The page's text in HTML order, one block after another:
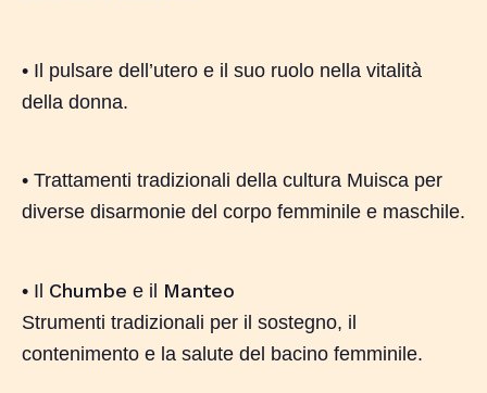
• Il pulsare dell’utero e il suo ruolo nella vitalità
della donna.
• Trattamenti tradizionali della cultura Muisca per
diverse disarmonie del corpo femminile e maschile.
• Il Chumbe e il Manteo
Strumenti tradizionali per il sostegno, il
contenimento e la salute del bacino femminile.